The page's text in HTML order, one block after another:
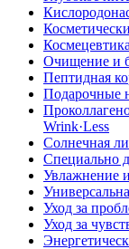
Очищение и
Пептидная
Подарочные
Wrink·Less
Солнечная
Специально
Увлажнение
Уход за
Уход за